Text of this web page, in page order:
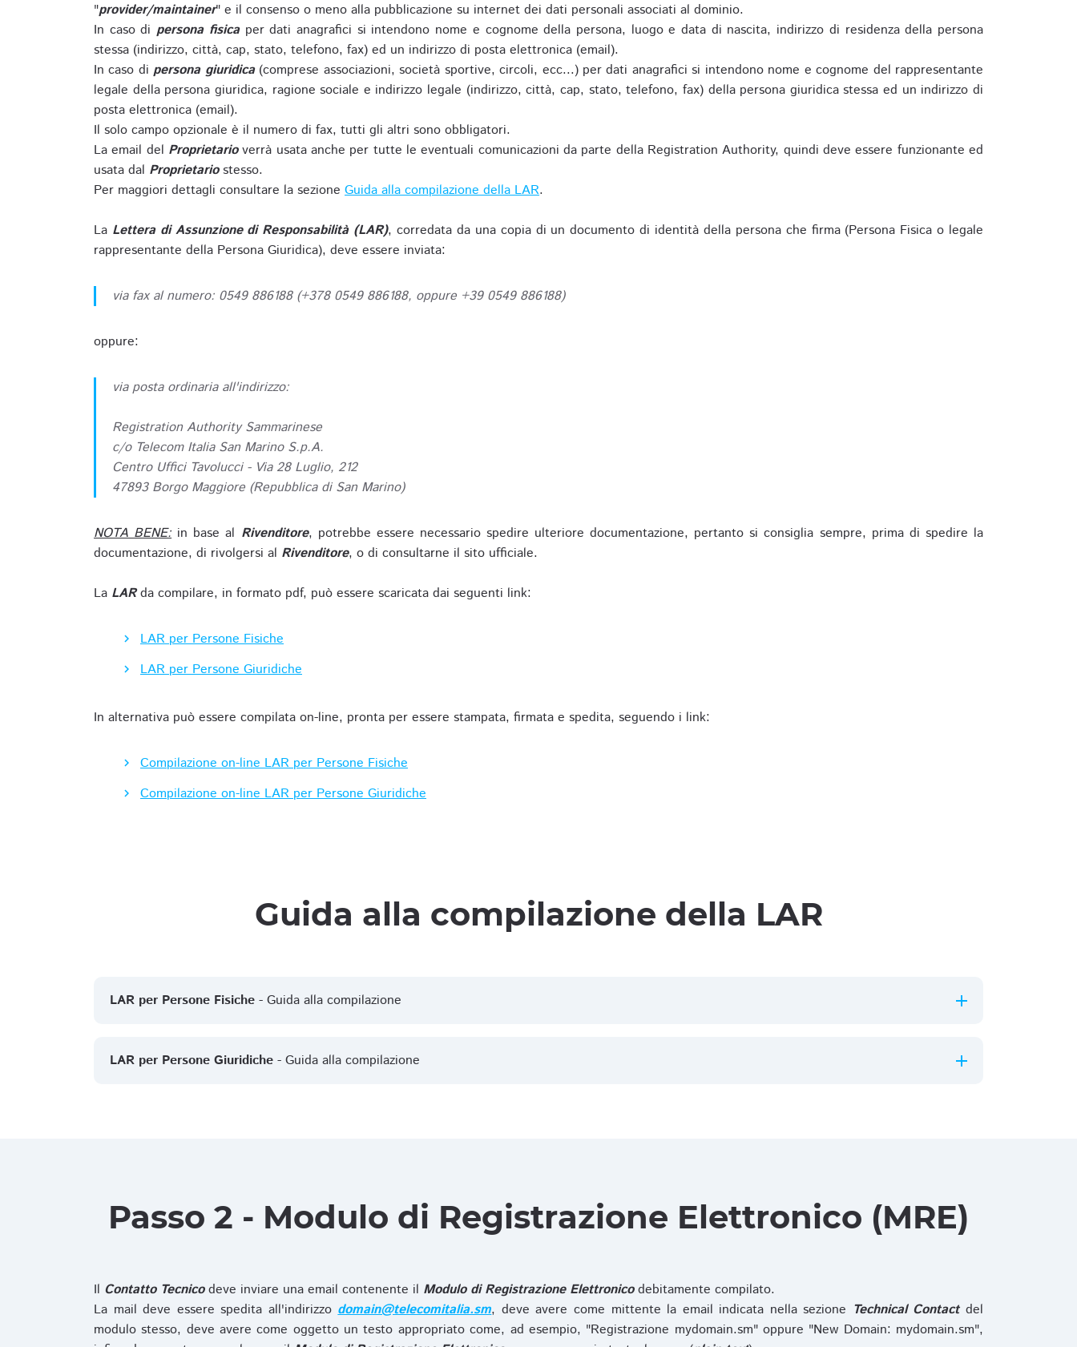
"provider/maintainer" e il consenso o meno alla pubblicazione su internet dei dati personali associati al dominio.
In caso dipersona fisicaper dati anagrafici si intendono nome e cognome della persona, luogo e data di nascita, indirizzo di residenza della persona
stessa (indirizzo, città, cap, stato, telefono, fax) ed un indirizzo di posta elettronica (email).
In caso dipersona giuridica(comprese associazioni, società sportive, circoli, ecc...) per dati anagrafici si intendono nome e cognome del rappresentante
legale della persona giuridica, ragione sociale e indirizzo legale (indirizzo, città, cap, stato, telefono, fax) della persona giuridica stessa ed un indirizzo di
posta elettronica (email).
Il solo campo opzionale è il numero di fax, tutti gli altri sono obbligatori.
La email del Proprietarioverrà usata anche per tutte le eventuali comunicazioni da parte della Registration Authority, quindi deve essere funzionante ed
usata dal Proprietariostesso.
Per maggiori dettagli consultare la sezione Guida alla compilazione della LAR.
La Lettera di Assunzione di Responsabilità (LAR), corredata da una copia di un documento di identità della persona che firma (Persona Fisica o legale
rappresentante della Persona Giuridica), deve essere inviata:
via fax al numero: 0549 886188 (+378 0549 886188, oppure +39 0549 886188)
oppure:
via posta ordinaria all'indirizzo:
Registration Authority Sammarinese
c/o Telecom Italia San Marino S.p.A.
Centro Uffici Tavolucci - Via 28 Luglio, 212
47893 Borgo Maggiore (Repubblica di San Marino)
NOTA BENE: in base al Rivenditore, potrebbe essere necessario spedire ulteriore documentazione, pertanto si consiglia sempre, prima di spedire la
documentazione, di rivolgersi al Rivenditore, o di consultarne il sito ufficiale.
La LARda compilare, in formato pdf, può essere scaricata dai seguenti link:
LAR per Persone Fisiche
LAR per Persone Giuridiche
In alternativa può essere compilata on-line, pronta per essere stampata, firmata e spedita, seguendo i link:
Compilazione on-line LAR per Persone Fisiche
Compilazione on-line LAR per Persone Giuridiche
Guida alla compilazione della LAR
LAR per Persone Fisiche - Guida alla compilazione
LAR per Persone Giuridiche - Guida alla compilazione
Passo 2 - Modulo di Registrazione Elettronico (MRE)
Il Contatto Tecnicodeve inviare una email contenente il Modulo di Registrazione Elettronicodebitamente compilato.
La mail deve essere spedita all'indirizzodomain@telecomitalia.sm, deve avere come mittente la email indicata nella sezione Technical Contactdel
modulo stesso, deve avere come oggetto un testo appropriato come, ad esempio, "Registrazione mydomain.sm" oppure "New Domain: mydomain.sm",